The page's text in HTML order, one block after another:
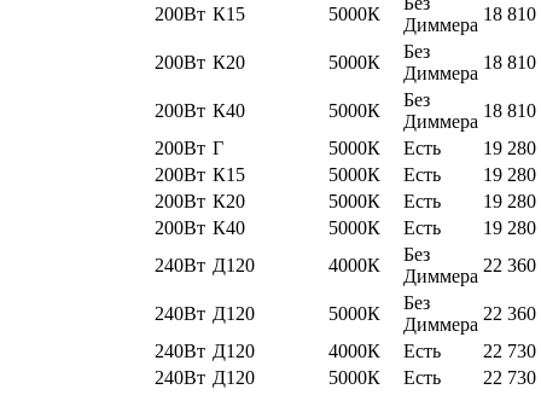
200Вт К15 5000К
Диммера
18 810
200Вт К20 5000К
Без
Диммера
18 810
200Вт К40 5000К
Без
Диммера
18 810
200Вт Г 5000К Есть
19 280
200Вт К15 5000К Есть
19 280
200Вт К20 5000К Есть
19 280
200Вт К40 5000К Есть
19 280
240Вт Д120 4000К
Без
Диммера
22 360
240Вт Д120 5000К
Без
Диммера
22 360
240Вт Д120 4000К Есть
22 730
240Вт Д120 5000К Есть
22 730